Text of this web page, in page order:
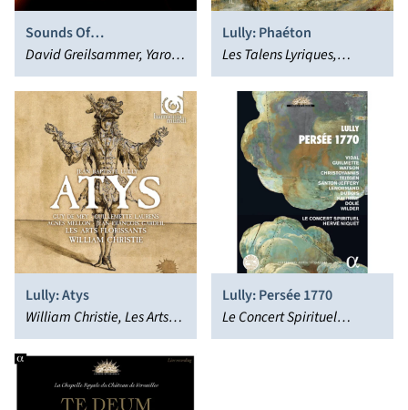
Sounds Of
Transformation
David Greilsammer, Yaron
Herman, Geneva
Camerata
Lully: Phaéton
Les Talens Lyriques,
Christophe Rousset
Lully: Atys
William Christie, Les Arts
Florissants
Lully: Persée 1770
Le Concert Spirituel
Orchestra & Chorus, Hervé